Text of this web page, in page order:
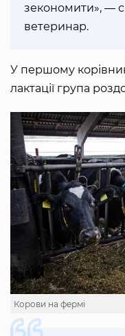
зекономити», —
ветеринар.
У першому
лактації група
Корови на фермі